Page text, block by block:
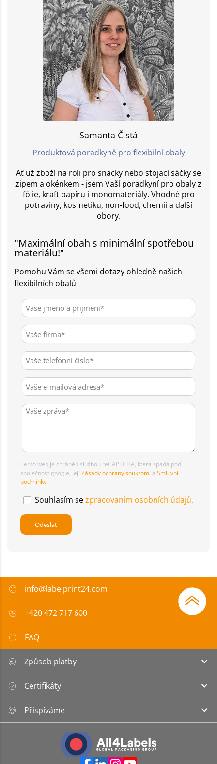
Samanta Čistá
Produktová poradkyně pro flexibilní obaly
Ať už zboží na roli pro snacky nebo stojací sáčky se
zipem a okénkem - jsem Vaší poradkyní pro obaly z
fólie, kraft papíru i monomateriály. Vhodné pro
potraviny, kosmetiku, non-food, chemii a další
obory.
"Maximální obah s minimální spotřebou
materiálu!"
Pomohu Vám se všemi dotazy ohledně našich
flexibilních obalů.
Tento web je chráněn službou reCAPTCHA, která spadá pod
společnost google, jejíZásady ochrany soukromí a Smluvní
podmínky.
Souhlasím sezpracovaním osobních údajů.
info@labelprint24.com
+420 472 717 600
FAQ
Způsob platby
Certifikáty
Přispíváme